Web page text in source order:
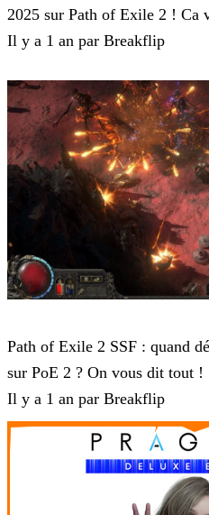
2025 sur Path of Exile 2 ! Ca
Il y a 1 an par Breakflip
Path of Exile 2 SSF : quand
sur PoE 2 ? On vous dit tout !
Il y a 1 an par Breakflip